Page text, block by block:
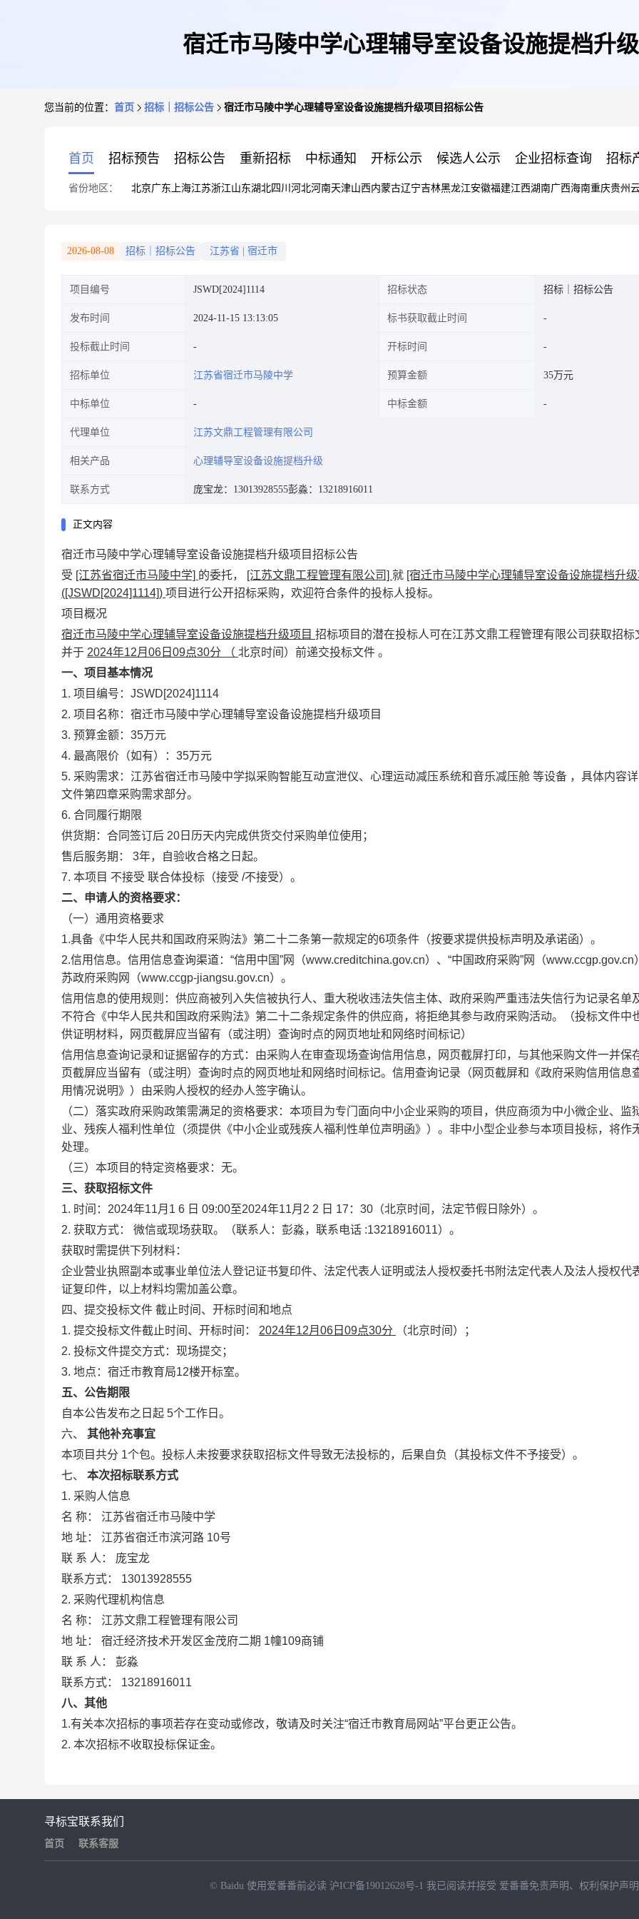
宿迁市马陵中学心理辅导室设备设施提档升
您当前的位置： 首页 招标｜招标公告 宿迁市马陵中学心理辅导室设备设施提档升级项目招标公告
首页 招标预告 招标公告 重新招标 中标通知 开标公示 候选人公示 企业招标查询 招标
省份地区： 北京广东 上海江苏浙江山东湖北四川 河北河南天津山西内蒙古辽宁吉林黑龙江安徽福建江西湖南广西海南重庆贵州
2026-08-08 招标｜招标公告 江苏省 宿迁市
项目编号 JSWD[2024]1114 招标状态 招标｜招标公告
发布时间 2024-11-15 13:13:05 标书获取截止时间
投标截止时间 开标时间
招标单位 江苏省宿迁市马陵中学 预算金额 35万元
中标单位 中标金额
代理单位 江苏文鼎工程管理有限公司
相关产品 心理辅导室设备设施提档升级
联系方式 庞宝龙：13013928555彭淼：13218916011
正文内容
宿迁市马陵中学心理辅导室设备设施提档升级项目招标公告
受 [江苏省宿迁市马陵中学] 的委托， [江苏文鼎工程管理有限公司] 就 [宿迁市马陵中学心理辅导室设备设施提档升
([JSWD[2024]1114]) 项目进行公开招标采购，欢迎符合条件的投标人投标。
项目概况
宿迁市马陵中学心理辅导室设备设施提档升级项目 招标项目的潜在投标人可在江苏文鼎工程管理有限公司获取招标
并于 2024年12月06日09点30分 （ 北京时间）前递交投标文件 。
一、项目基本情况
1. 项目编号：JSWD[2024]1114
2. 项目名称：宿迁市马陵中学心理辅导室设备设施提档升级项目
3. 预算金额：35万元
4. 最高限价（如有）：35万元
5. 采购需求：江苏省宿迁市马陵中学拟采购智能互动宣泄仪、心理运动减压系统和音乐减压舱 等设备 ，具体内容
文件第四章采购需求部分。
6. 合同履行期限
供货期：合同签订后 20日历天内完成供货交付采购单位使用；
售后服务期： 3年，自验收合格之日起。
7. 本项目 不接受 联合体投标（接受 /不接受）。
二、申请人的资格要求：
（一）通用资格要求
1.具备《中华人民共和国政府采购法》第二十二条第一款规定的6项条件（按要求提供投标声明及承诺函）。
2.信用信息。信用信息查询渠道：“信用中国”网（www.creditchina.gov.cn）、“中国政府采购”网（www.ccgp.gov.cn
苏政府采购网（www.ccgp-jiangsu.gov.cn）。
信用信息的使用规则：供应商被列入失信被执行人、重大税收违法失信主体、政府采购严重违法失信行为记录名单
不符合《中华人民共和国政府采购法》第二十二条规定条件的供应商，将拒绝其参与政府采购活动。（投标文件中
供证明材料，网页截屏应当留有（或注明）查询时点的网页地址和网络时间标记）
信用信息查询记录和证据留存的方式：由采购人在审查现场查询信用信息，网页截屏打印，与其他采购文件一并保
页截屏应当留有（或注明）查询时点的网页地址和网络时间标记。信用查询记录（网页截屏和《政府采购信用信息
用情况说明》）由采购人授权的经办人签字确认。
（二）落实政府采购政策需满足的资格要求：本项目为专门面向中小企业采购的项目，供应商须为中小微企业、监
业、残疾人福利性单位（须提供《中小企业或残疾人福利性单位声明函》）。非中小型企业参与本项目投标，将作
处理。
（三）本项目的特定资格要求：无。
三、获取招标文件
1. 时间：2024年11月1 6 日 09:00至2024年11月2 2 日 17：30（北京时间，法定节假日除外）。
2. 获取方式： 微信或现场获取。（联系人：彭淼，联系电话 :13218916011）。
获取时需提供下列材料：
企业营业执照副本或事业单位法人登记证书复印件、法定代表人证明或法人授权委托书附法定代表人及法人授权代
证复印件，以上材料均需加盖公章。
四、提交投标文件 截止时间、开标时间和地点
1. 提交投标文件截止时间、开标时间： 2024年12月06日09点30分
（北京时间）；
2. 投标文件提交方式：现场提交；
3. 地点：宿迁市教育局12楼开标室。
五、公告期限
自本公告发布之日起 5个工作日。
六、 其他补充事宜
本项目共分 1个包。投标人未按要求获取招标文件导致无法投标的，后果自负（其投标文件不予接受）。
七、 本次招标联系方式
1. 采购人信息
名 称： 江苏省宿迁市马陵中学
地 址： 江苏省宿迁市滨河路 10号
联 系 人： 庞宝龙
联系方式： 13013928555
2. 采购代理机构信息
名 称： 江苏文鼎工程管理有限公司
地 址： 宿迁经济技术开发区金茂府二期 1幢109商铺
联 系 人： 彭淼
联系方式： 13218916011
八、其他
1.有关本次招标的事项若存在变动或修改，敬请及时关注“宿迁市教育局网站”平台更正公告。
2. 本次招标不收取投标保证金。
寻标宝
首页
联系我们
联系客服
© Baidu 使用爱番番前必读 沪ICP备19012628号-1 我已阅读并接受 爱番番免责声明 、 权利保护声明